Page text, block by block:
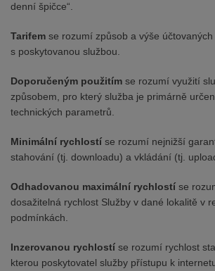
denní špičce“.
Tarifem se rozumí způsob a výše
s poskytovanou službou.
Doporučeným použitím se rozumí využití
způsobem, pro který služba je primárně
technických parametrů.
Minimální rychlostí se rozumí nejnižší
stahování (tj. downloadu) a vkládání (tj.
Odhadovanou maximální rychlostí se
dosažitelná rychlost Služby v dané lokalitě v
podmínkách.
Inzerovanou rychlostí se rozumí rychlost
kterou poskytovatel služby přístupu k